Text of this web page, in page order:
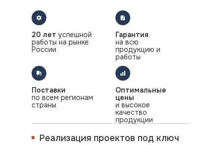
Реализация проектов под ключ
20 лет успешной
работы на рынке
России
Гарантия
на всю
продукцию и
работы
Оптимальные
цены
и высокое
качество
продукции
Поставки
по всем регионам
страны